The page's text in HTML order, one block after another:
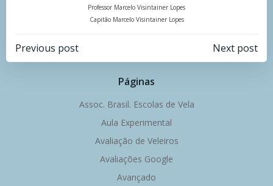
Professor Marcelo Visintainer Lopes
Capitão Marcelo Visintainer Lopes
Navegação
Previous post
Navegação
de
Post
Next post
Páginas
Assoc. Brasil. Escolas de Vela
Aula Experimental
Avaliação de Veleiros
Avaliações Google
Avançado